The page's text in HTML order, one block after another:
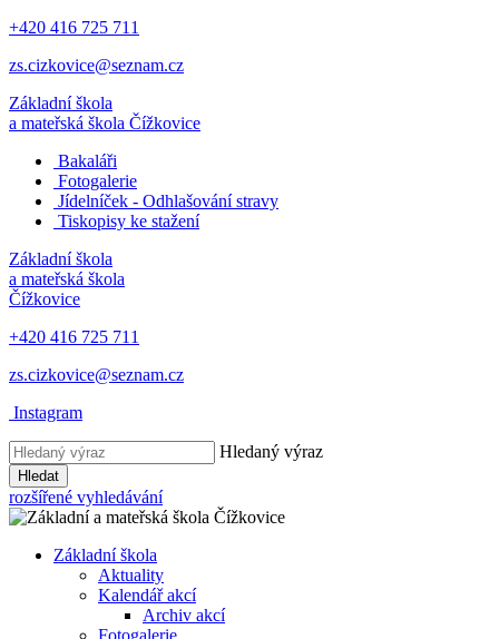
+420 416 725 711
zs.cizkovice@seznam.cz
Základní škola
a mateřská škola Čížkovice
Bakaláři
Fotogalerie
Jídelníček - Odhlašování stravy
Tiskopisy ke stažení
Základní škola
a mateřská škola
Čížkovice
+420 416 725 711
zs.cizkovice@seznam.cz
Instagram
Hledaný výraz
Hledat
rozšířené vyhledávání
Základní škola
Aktuality
Kalendář akcí
Archiv akcí
Fotogalerie